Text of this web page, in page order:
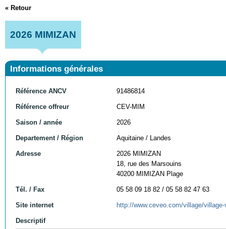
« Retour
2026 MIMIZAN
Informations générales
Référence ANCV 91486814
Référence offreur CEV-MIM
Saison / année 2026
Departement / Région Aquitaine / Landes
Adresse
2026 MIMIZAN
18, rue des Marsouins
40200 MIMIZAN Plage
Tél. / Fax 05 58 09 18 82 / 05 58 82 47 63
Site internet http://www.ceveo.com/village/
Descriptif